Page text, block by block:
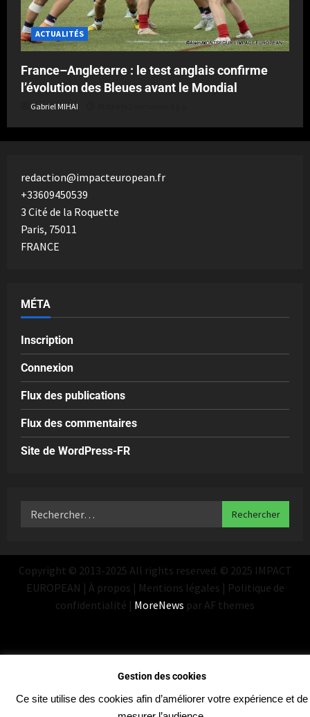
ACTUALITÉS
France–Angleterre : le test anglais confirme
l’évolution des Bleues avant le Mondial
Gabriel MIHAI
redaction@impacteuropean.fr
+33609450539
3 Cité de la Roquette
Paris, 75011
FRANCE
MÉTA
Inscription
Connexion
Flux des publications
Flux des commentaires
Site de WordPress-FR
Copyright © 2013-2025 All rights reserved. © 2025 IMPACT
EUROPEAN | À propos | Mentions légales | Politique de
confidentialité | MoreNews par AF themes
Gestion des cookies
Ce site utilise des cookies afin d’améliorer votre expérience et de